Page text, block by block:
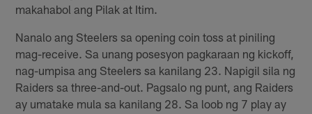
makahabol ang Pilak at Itim.
Nanalo ang Steelers sa opening coin toss at piniling
mag-receive. Sa unang posesyon pagkaraan ng kickoff,
nag-umpisa ang Steelers sa kanilang 23. Napigil sila ng
Raiders sa three-and-out. Pagsalo ng punt, ang Raiders
ay umatake mula sa kanilang 28. Sa loob ng 7 play ay